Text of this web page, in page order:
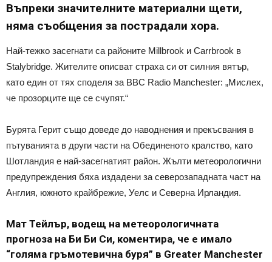
Въпреки значителните материални щети,
няма съобщения за пострадали хора.
Най-тежко засегнати са районите Millbrook и Carrbrook в
Stalybridge. Жителите описват страха си от силния вятър,
като един от тях споделя за BBC Radio Manchester: „Мислех,
че прозорците ще се счупят.“
Бурята Герит също доведе до наводнения и прекъсвания в
пътуванията в други части на Обединеното кралство, като
Шотландия е най-засегнатият район. Жълти метеорологични
предупреждения бяха издадени за северозападната част на
Англия, южното крайбрежие, Уелс и Северна Ирландия.
Мат Тейлър, водещ на метеорологичната
прогноза на Би Би Си, коментира, че е имало
“голяма гръмотевична буря” в Greater Manchester